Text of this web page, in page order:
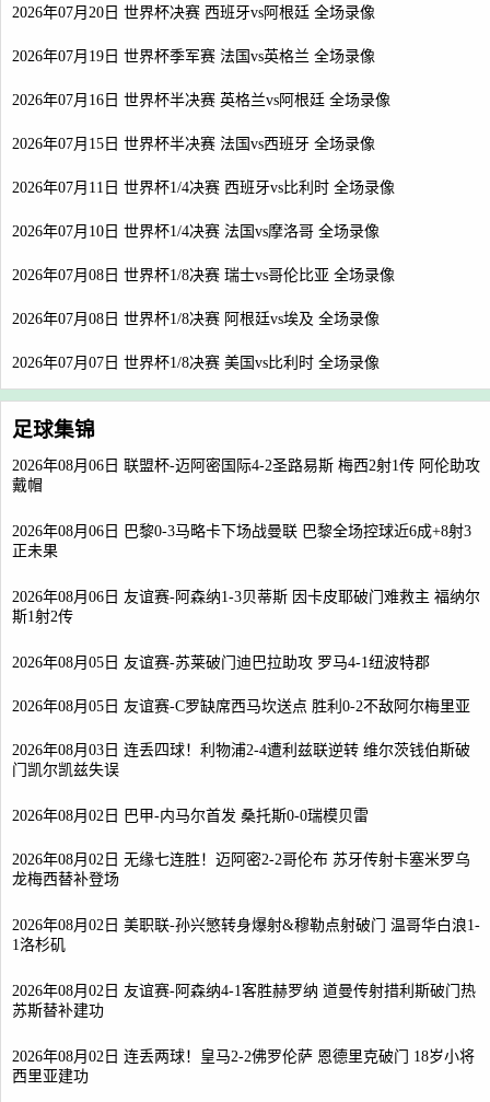
2026年07月20日 世界杯决赛 西班牙vs阿根廷 全场录像
2026年07月19日 世界杯季军赛 法国vs英格兰 全场录像
2026年07月16日 世界杯半决赛 英格兰vs阿根廷 全场录像
2026年07月15日 世界杯半决赛 法国vs西班牙 全场录像
2026年07月11日 世界杯1/4决赛 西班牙vs比利时 全场录像
2026年07月10日 世界杯1/4决赛 法国vs摩洛哥 全场录像
2026年07月08日 世界杯1/8决赛 瑞士vs哥伦比亚 全场录像
2026年07月08日 世界杯1/8决赛 阿根廷vs埃及 全场录像
2026年07月07日 世界杯1/8决赛 美国vs比利时 全场录像
足球集锦
2026年08月06日 联盟杯-迈阿密国际4-2圣路易斯 梅西2射1传 阿伦助攻
戴帽
2026年08月06日 巴黎0-3马略卡下场战曼联 巴黎全场控球近6成+8射3
正未果
2026年08月06日 友谊赛-阿森纳1-3贝蒂斯 因卡皮耶破门难救主 福纳尔
斯1射2传
2026年08月05日 友谊赛-苏莱破门迪巴拉助攻 罗马4-1纽波特郡
2026年08月05日 友谊赛-C罗缺席西马坎送点 胜利0-2不敌阿尔梅里亚
2026年08月03日 连丢四球！利物浦2-4遭利兹联逆转 维尔茨钱伯斯破
门凯尔凯兹失误
2026年08月02日 巴甲-内马尔首发 桑托斯0-0瑞模贝雷
2026年08月02日 无缘七连胜！迈阿密2-2哥伦布 苏牙传射卡塞米罗乌
龙梅西替补登场
2026年08月02日 美职联-孙兴慜转身爆射&穆勒点射破门 温哥华白浪1-
1洛杉矶
2026年08月02日 友谊赛-阿森纳4-1客胜赫罗纳 道曼传射措利斯破门热
苏斯替补建功
2026年08月02日 连丢两球！皇马2-2佛罗伦萨 恩德里克破门 18岁小将
西里亚建功